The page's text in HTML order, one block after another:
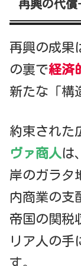
再興の代
再興の成果
の裏で経済
新たな「構
約束された
ヴァ商人は
岸のガラタ
内商業の支
帝国の関税
リア人の手
す。